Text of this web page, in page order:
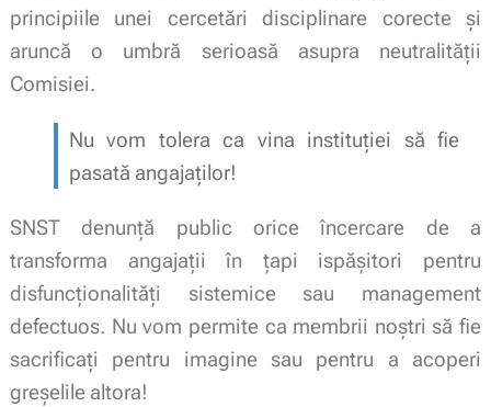
principiile unei cercetări disciplinare corecte și
aruncă o umbră serioasă asupra neutralității
Comisiei.
Nu vom tolera ca vina instituției să fie
pasată angajaților!
SNST denunță public orice încercare de a
transforma angajații în țapi ispășitori pentru
disfuncționalități sistemice sau management
defectuos. Nu vom permite ca membrii noștri să fie
sacrificați pentru imagine sau pentru a acoperi
greșelile altora!